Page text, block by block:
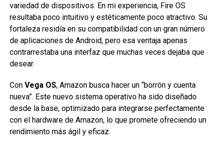
variedad de dispositivos. En mi experiencia, Fire OS
resultaba poco intuitivo y estéticamente poco atractivo. Su
fortaleza residía en su compatibilidad con un gran número
de aplicaciones de Android, pero esa ventaja apenas
contrarrestaba una interfaz que muchas veces dejaba que
desear.
Con Vega OS, Amazon busca hacer un “borrón y cuenta
nueva”. Este nuevo sistema operativo ha sido diseñado
desde la base, optimizado para integrarse perfectamente
con el hardware de Amazon, lo que promete ofreciendo un
rendimiento más ágil y eficaz.